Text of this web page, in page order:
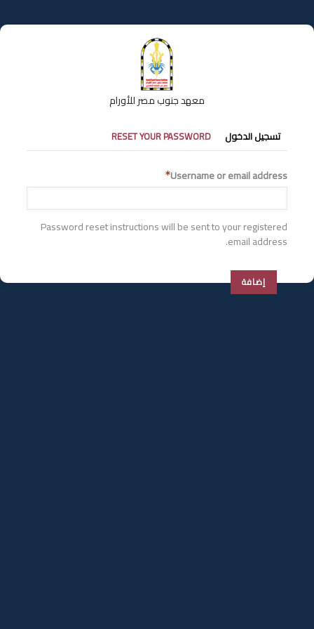
إلى
المحتوى
معهد جنوب مصر للأورام
التبويبات
الأساسية
تسجيل الدخول RESET YOUR PASSWORD
Username or email address
Password reset instructions will be sent to your registered
email address.